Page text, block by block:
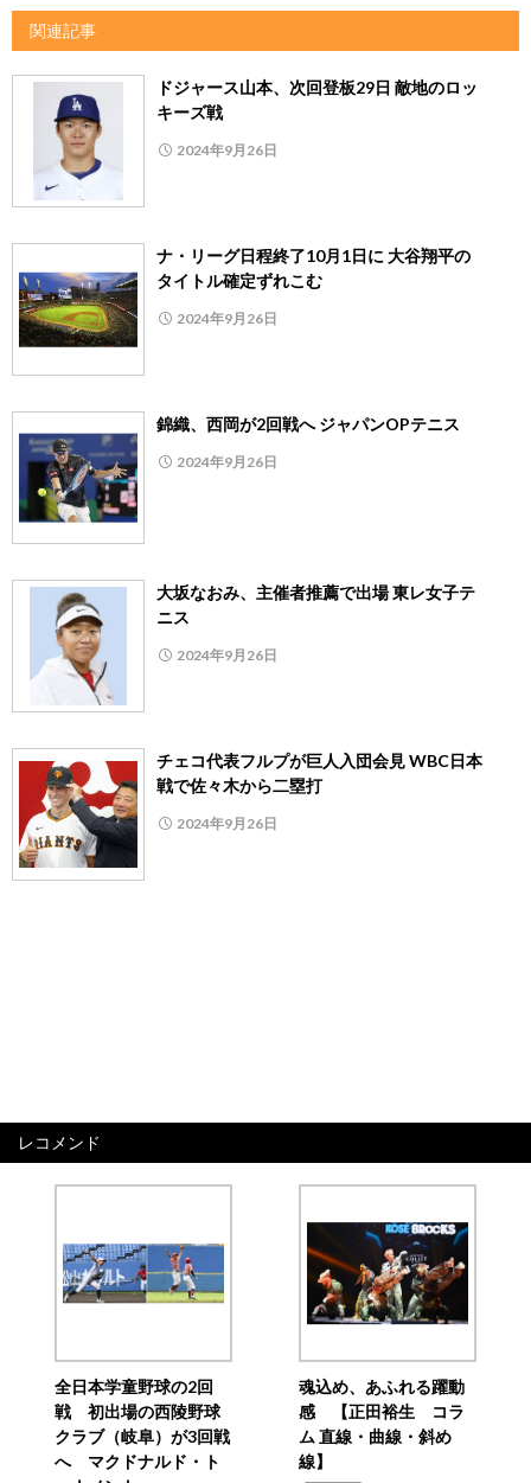
関連記事
ドジャース山本、次回登板29日 敵地のロッ
キーズ戦
2024年9月26日
ナ・リーグ日程終了10月1日に 大谷翔平の
タイトル確定ずれこむ
2024年9月26日
錦織、西岡が2回戦へ ジャパンOPテニス
2024年9月26日
大坂なおみ、主催者推薦で出場 東レ女子テ
ニス
2024年9月26日
チェコ代表フルプが巨人入団会見 WBC日本
戦で佐々木から二塁打
2024年9月26日
レコメンド
全日本学童野球の2回
戦 初出場の西陵野球
クラブ（岐阜）が3回戦
へ マクドナルド・ト
魂込め、あふれる躍動
感 【正田裕生 コラ
ム 直線・曲線・斜め
線】